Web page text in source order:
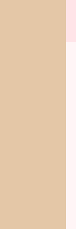
HOROSKOP